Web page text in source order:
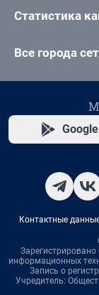
Статистика
Все города
Контактные
информационных
Запись о
Учредитель: